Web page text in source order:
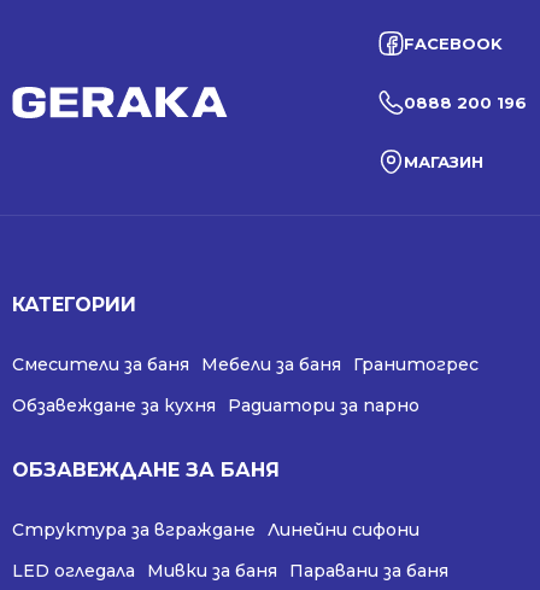
FACEBOOK
0888 200 196
МАГАЗИН
КАТЕГОРИИ
Смесители за баня Мебели за баня
Гранитогрес
Обзавеждане за кухня
Радиатори за парно
ОБЗАВЕЖДАНЕ ЗА БАНЯ
Структура за вграждане
Линейни сифони
LED огледала
Мивки за баня Паравани за баня